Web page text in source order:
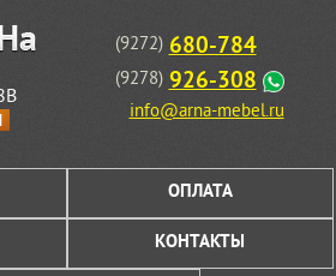
(9272) 680-784
(9278) 926-308
info@arna-mebel.ru
ОПЛАТА
КОНТАКТЫ